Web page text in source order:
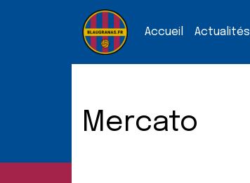
Accueil Actualités
Mercato